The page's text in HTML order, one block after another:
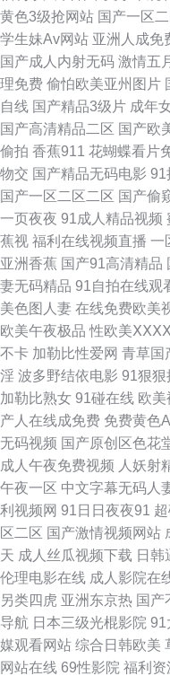
91制片厂 97超踫成人福利 一
合色 九色91爆瓜网 久久精品
源站 大香蕉易淫网 人妖APP
韩日 日韩高清无码网 91视频
3页 99综合福利导航 玖玖资
国户精品久久 欧美怡红院网
绿巨人app 老湿机专区福利 麻
视社 色小姐小说 日韩免费a视
级 久久草网站 无码破解无码
页 瑟瑟视频 欧美在线福利视
欧美日韩网页啪啪 综合另类
99 导航福利网站 国产精美自
播放 亚洲欧美日韩综合在线
久AV草草 狠狠鲁日韩在线 国
杨贞琪 亚洲乱码精品成人专
黄色3级抢网站 国产一区
学生妹Av网站 亚洲人成免
国产成人内射无码 激情五
理免费 偷怕欧美亚州图片
自线 国产精品3级片 成年
国产高清精品二区 国产欧
偷拍 香蕉911 花蝴蝶看片
物交 国产精品无码电影 91
国产一区二区二区 国产偷
一页夜夜 91成人精品视频
蕉视 福利在线视频直播 一
亚洲香蕉 国产91高清精品
妻无码精品 91自拍在线观
美色图人妻 在线免费欧美
欧美午夜极品 性欧美
不卡 加勒比性爱网 青草国
淫 波多野结依电影 91狠狠
加勒比熟女 91碰在线 欧美
产人在线成免费 免费黄色
无码视频 国产原创区色花
成人午夜免费视频 人妖射
午夜一区 中文字幕无码人
利视频网 91日日夜夜91
区二区 国产激情视频网站
天 成人丝瓜视频下载 日韩
伦理电影在线 成人影院在
另类四虎 亚洲东京热 国产
导航 日本三级光棍影院 91
媒观看网站 综合日韩欧美
网站在线 69性影院 福利资